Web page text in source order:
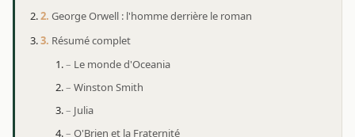
George Orwell : l'homme derrière le roman
Résumé complet
Le monde d'Oceania
Winston Smith
Julia
O'Brien et la Fraternité